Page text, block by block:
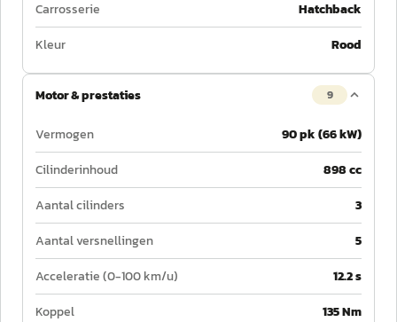
Carrosserie
Hatchback
Kleur
Rood
Motor & prestaties 9
Vermogen
90 pk (66 kW)
Cilinderinhoud
898 cc
Aantal cilinders
3
Aantal versnellingen
5
Acceleratie (0-100 km/u)
12.2 s
Koppel
135 Nm